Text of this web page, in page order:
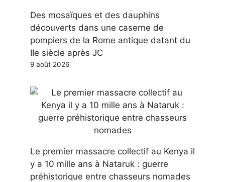
Des mosaïques et des dauphins
découverts dans une caserne de
pompiers de la Rome antique datant du
IIe siècle après JC
9 août 2026
Le premier massacre collectif au Kenya il
y a 10 mille ans à Nataruk : guerre
préhistorique entre chasseurs nomades